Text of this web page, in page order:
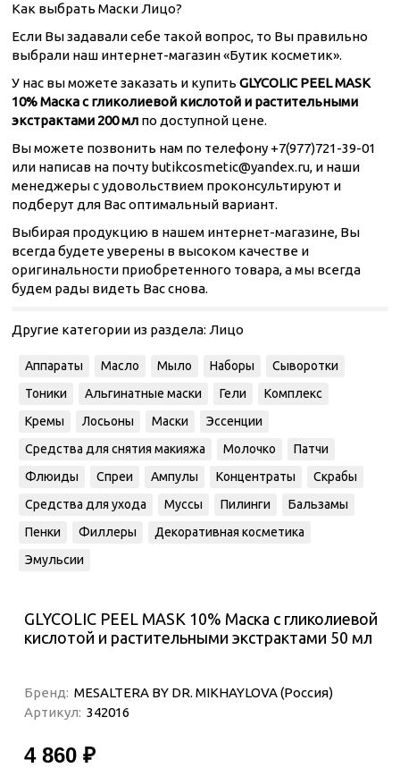
Как выбрать Маски Лицо?
Если Вы задавали себе такой вопрос, то Вы правильно
выбрали наш интернет-магазин «Бутик косметик».
У нас вы можете заказать и купить GLYCOLIC PEEL MASK
10% Маска с гликолиевой кислотой и растительными
экстрактами 200 мл по доступной цене.
Вы можете позвонить нам по телефону +7(977)721-39-01
или написав на почту butikcosmetic@yandex.ru, и наши
менеджеры с удовольствием проконсультируют и
подберут для Вас оптимальный вариант.
Выбирая продукцию в нашем интернет-магазине, Вы
всегда будете уверены в высоком качестве и
оригинальности приобретенного товара, а мы всегда
будем рады видеть Вас снова.
Другие категории из раздела: Лицо
Аппараты Масло Мыло Наборы
Сыворотки
Тоники
Альгинатные маски Гели
Комплекс
Кремы
Лосьоны Маски
Эссенции
Средства для снятия макияжа
Молочко
Патчи
Флюиды
Спреи Ампулы Концентраты
Скрабы
Средства для ухода
Муссы Пилинги
Бальзамы
Пенки
Филлеры
Декоративная косметика
Эмульсии
GLYCOLIC PEEL MASK 10% Маска с гликолиевой
кислотой и растительными экстрактами 50 мл
Бренд: MESALTERA BY DR. MIKHAYLOVA (Россия)
Артикул: 342016
4 860 ₽